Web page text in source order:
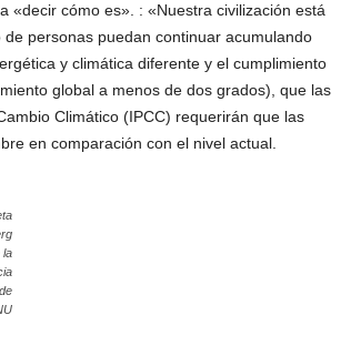
«decir cómo es». : «Nuestra civilización está
personas puedan continuar acumulando
y climática diferente y el cumplimiento
global a menos de dos grados), que las
Climático (IPCC) requerirán que las
en comparación con el nivel actual.
la